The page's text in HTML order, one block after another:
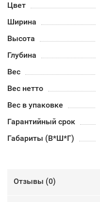
Цвет
Ширина
Высота
Глубина
Вес
Вес нетто
Вес в упаковке
Гарантийный срок
Габариты (В*Ш*Г)
Отзывы (0)